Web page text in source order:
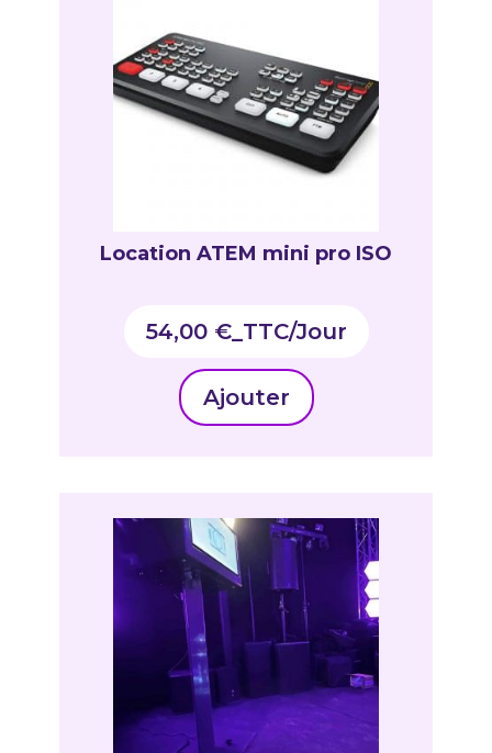
Location ATEM mini pro ISO
54,00 €_TTC
Ajouter